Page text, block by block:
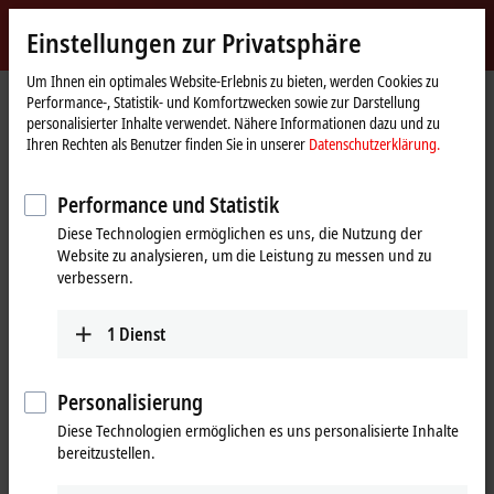
Beckhoff
-
New
Automation
Technology
myBeckhoff
StartseiteProdukte I/O Busklemmen KL5xxx | Winkel-/Wegmessung
KL5xxx | Busklemmen,
Winkel-/Wegmessung
Tabellarische Produktübersicht
Schnelles Zählen sowie die Positionserfassung mittels Absolut- oder
bietet mit den Busklemmen der Serie KL5xxx die richtige Lösung für
präzise Messaufgaben im Bereich der Positions- und
Weg-/Winkelmessung. Die KL5xxx ermöglicht die Auswertung
Einstellungen zur Privatsphäre
Um Ihnen ein optimales Website-Erlebnis zu bieten, werden Cookies zu
Performance-, Statistik- und Komfortzwecken sowie zur Darstellung
personalisierter Inhalte verwendet. Nähere Informationen dazu und zu
Ihren Rechten als Benutzer finden Sie in unserer Datenschutzerklärung.
Performance und Statistik
Diese Technologien ermöglichen es uns, die Nutzung der
Website zu analysieren, um die Leistung zu messen und zu
verbessern.
1 Dienst
Personalisierung
Diese Technologien ermöglichen es uns personalisierte Inhalte
bereitzustellen.